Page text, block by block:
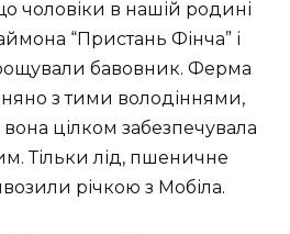
чоловіки в нашій родині
“Пристань Фінча” і
бавовник. Ферма
з тими володіннями,
вона цілком забезпечувала
Тільки лід, пшеничне
річкою з Мобіла.